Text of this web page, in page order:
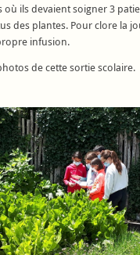
où ils devaient soigner 3
des plantes. Pour clore la
infusion.
de cette sortie scolaire.